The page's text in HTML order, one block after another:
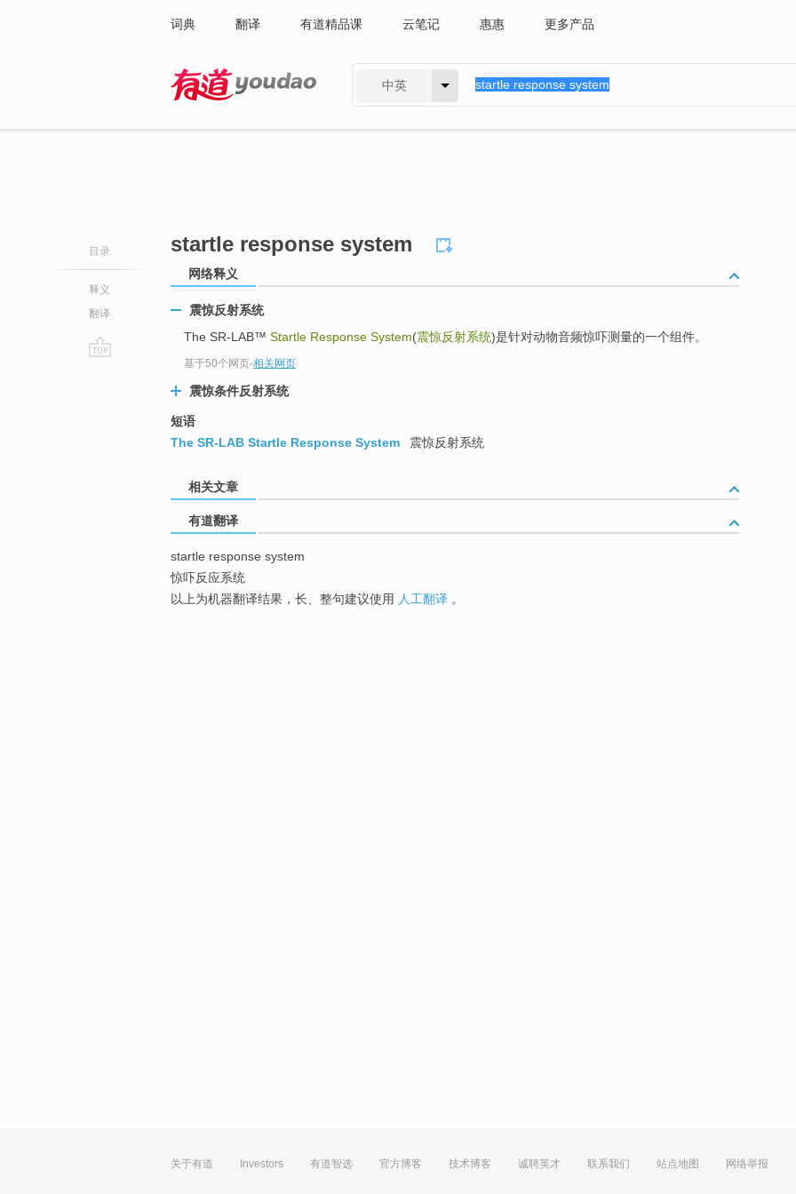
词典 翻译 有道精品课 云笔记 惠惠 更多产品
中英
目录
释义
翻译
startle response system
网络释义
震惊反射系统
The SR-LAB™ Startle Response System(震惊反射系统)是针对动物音频惊吓测量的一个组件。
基于50个网页-相关网页
震惊条件反射系统
短语
The SR-LAB Startle Response System
震惊反射系统
相关文章
有道翻译
startle response system
惊吓反应系统
以上为机器翻译结果，长、整句建议使用 人工翻译 。
关于有道 Investors 有道智选 官方博客 技术博客 诚聘英才 联系我们 站点地图 网络举报